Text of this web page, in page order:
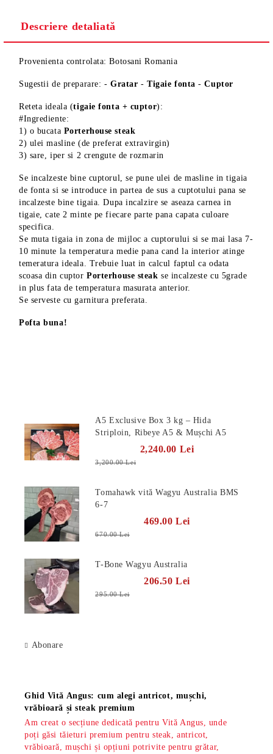
Descriere detaliată
Provenienta controlata: Botosani Romania
Sugestii de preparare: - Gratar -Tigaie fonta -Cuptor
Reteta ideala (tigaie fonta + cuptor):
#Ingrediente:
1) o bucata Porterhouse steak
2) ulei masline (de preferat extravirgin)
3) sare, iper si 2 crengute de rozmarin
Se incalzeste bine cuptorul, se pune ulei de masline in tigaia
de fonta si se introduce in partea de sus a cuptotului pana se
incalzeste bine tigaia. Dupa incalzire se aseaza carnea in
tigaie, cate 2 minte pe fiecare parte pana capata culoare
specifica.
Se muta tigaia in zona de mijloc a cuptorului si se mai lasa 7-
10 minute la temperatura medie pana cand la interior atinge
temeratura ideala. Trebuie luat in calcul faptul ca odata
scoasa din cuptorPorterhouse steak se incalzeste cu 5grade
in plus fata de temperatura masurata anterior.
Se serveste cu garnitura preferata.
Pofta buna!
A5 Exclusive Box 3 kg – Hida
Striploin, Ribeye A5 & Mușchi A5
2,240.00 Lei
3,200.00 Lei
Tomahawk vită Wagyu Australia BMS
6-7
469.00 Lei
670.00 Lei
T-Bone Wagyu Australia
206.50 Lei
295.00 Lei
Abonare
Ghid Vită Angus: cum alegi antricot, mușchi,
vrăbioară și steak premium
Am creat o secțiune dedicată pentru Vită Angus, unde
poți găsi tăieturi premium pentru steak, antricot,
vrăbioară, mușchi și opțiuni potrivite pentru grătar,